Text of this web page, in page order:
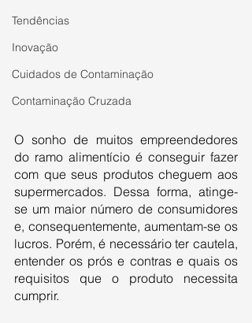
Tendências
Inovação
Cuidados de Contaminação
Contaminação Cruzada
O sonho de muitos empreendedores
do ramo alimentício é conseguir fazer
com que seus produtos cheguem aos
supermercados. Dessa forma, atinge-
se um maior número de consumidores
e, consequentemente, aumentam-se os
lucros. Porém, é necessário ter cautela,
entender os prós e contras e quais os
requisitos que o produto necessita
cumprir.